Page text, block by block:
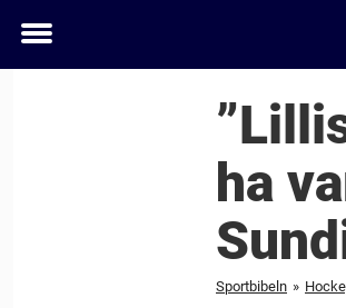
Toggle
ha
Sportbibeln »